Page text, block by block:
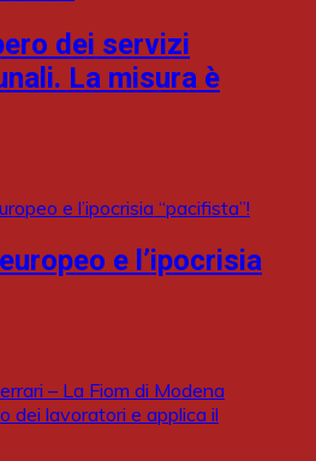
dei servizi
La misura è
e l’ipocrisia